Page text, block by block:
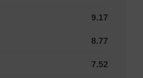
9.17
8.77
7.52